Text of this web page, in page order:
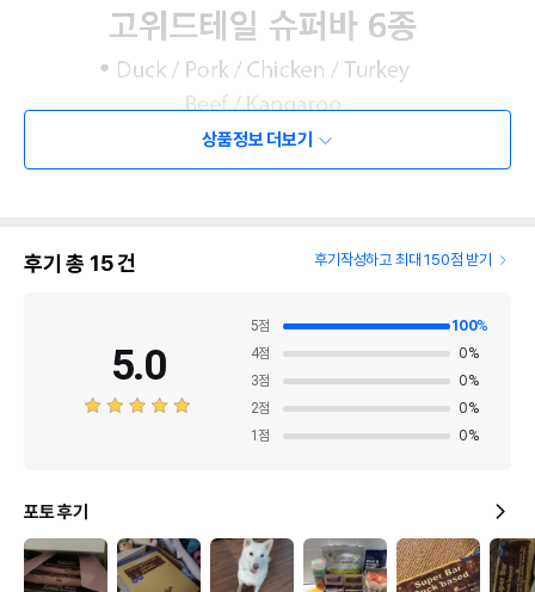
상품정보 더보기
후기 총 15건 후기작성하고 최대 150점 받기
5.0
5점 100%
4점 0%
3점 0%
2점 0%
1 점 0%
포토 후기